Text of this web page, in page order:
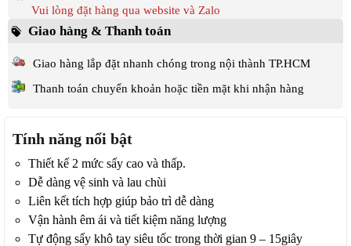
Vui lòng đặt hàng qua website và Zalo
Giao hàng & Thanh toán
Giao hàng lắp đặt nhanh chóng trong nội thành TP.HCM
Thanh toán chuyển khoản hoặc tiền mặt khi nhận hàng
Tính năng nổi bật
Thiết kế 2 mức sấy cao và thấp.
Dễ dàng vệ sinh và lau chùi
Liên kết tích hợp giúp bảo trì dễ dàng
Vận hành êm ái và tiết kiệm năng lượng
Tự động sấy khô tay siêu tốc trong thời gian 9 – 15giây